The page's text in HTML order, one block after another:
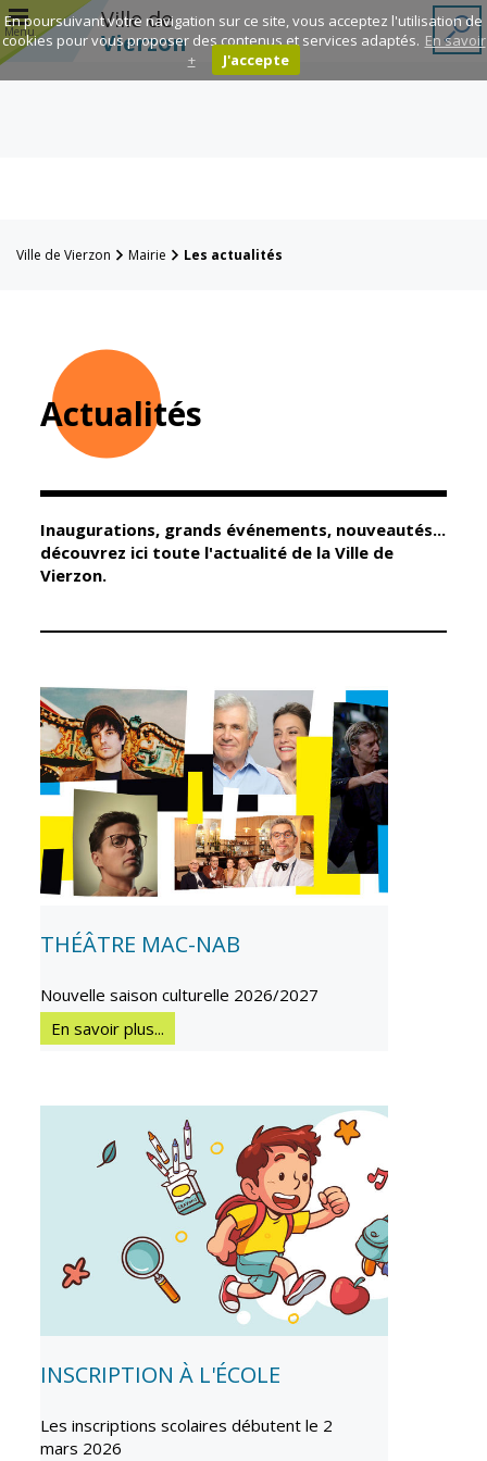
Menu
Ville de
Vierzon
Mairie
Élus
Conseil
Marchés
publics
Cimetières
Titres
d'identité
État civil
Élections
Jumelages
Publication des
actes
administratifs
Actualités
Agenda
Fil de l'info
Guichet unique
Relais petite
Multi-accueil
Scolarité
Établissements
scolaires
Accueil avant
et après classe
Réussite
Inscriptions
scolaires 2026-
Centres de
loisirs
Espace jeunes
Point
information
jeunesse
Restauration
municipale
solidarité Sport
Ville de Vierzon Mairie Les actualités
Actualités
Inaugurations, grands événements, nouveautés...
découvrez ici toute l'actualité de la Ville de
Vierzon.
THÉÂTRE MAC-NAB
Nouvelle saison culturelle 2026/2027
En savoir plus...
INSCRIPTION À L'ÉCOLE
Les inscriptions scolaires débutent le 2
mars 2026
En poursuivant votre navigation sur ce site, vous acceptez l'utilisation de
cookies pour vous proposer des contenus et services adaptés. En savoir
+
J'accepte